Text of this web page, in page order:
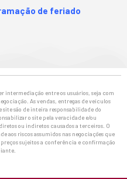
de feriado
intermediação entre os usuários, seja com
As vendas, entregas de veículos
são de inteira responsabilidade do
o site pela veracidade e/ou
ou indiretos causados a terceiros. O
aos riscos assumidos nas negociações que
sujeitos a conferência e confirmação